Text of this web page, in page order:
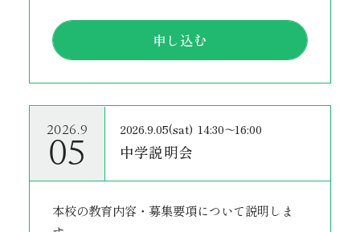
申し込む
2026.9
05
2026.9.05(sat) 14:30～16:00
中学説明会
本校の教育内容・募集要項について説明しま